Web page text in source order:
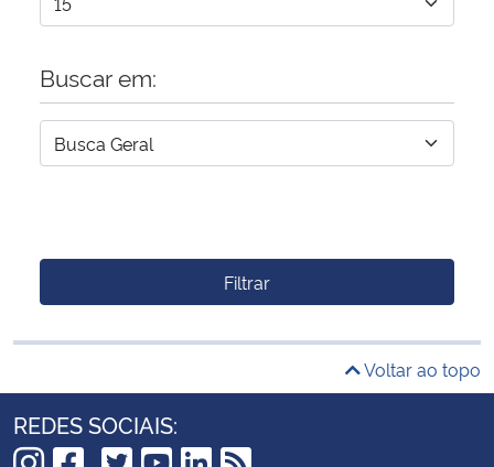
Buscar em:
Filtrar
Voltar ao topo
REDES SOCIAIS: